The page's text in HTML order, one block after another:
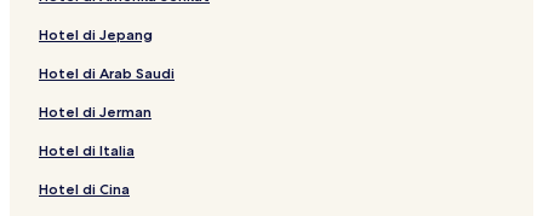
Hotel di Jepang
Hotel di Arab Saudi
Hotel di Jerman
Hotel di Italia
Hotel di Cina